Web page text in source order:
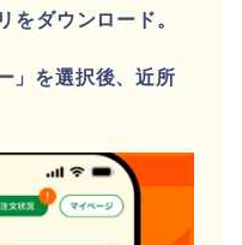
ダウンロード。
」を選択後、近所